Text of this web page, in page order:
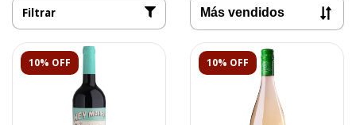
Filtrar
10% OFF 10% OFF